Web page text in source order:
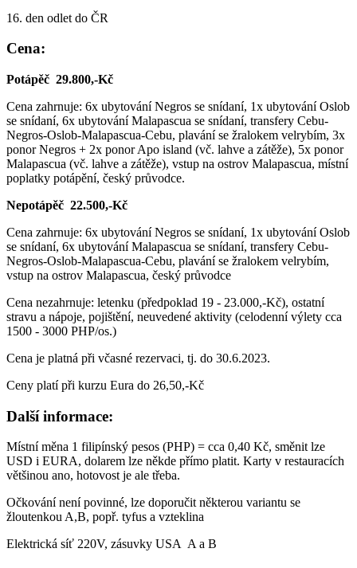
16. den odlet do ČR
Cena:
Potápěč 29.800,-Kč
Cena zahrnuje: 6x ubytování Negros se snídaní, 1x ubytování Oslob
se snídaní, 6x ubytování Malapascua se snídaní, transfery Cebu-
Negros-Oslob-Malapascua-Cebu, plavání se žralokem velrybím, 3x
ponor Negros + 2x ponor Apo island (vč. lahve a zátěže), 5x ponor
Malapascua (vč. lahve a zátěže), vstup na ostrov Malapascua, místní
poplatky potápění, český průvodce.
Nepotápěč 22.500,-Kč
Cena zahrnuje: 6x ubytování Negros se snídaní, 1x ubytování Oslob
se snídaní, 6x ubytování Malapascua se snídaní, transfery Cebu-
Negros-Oslob-Malapascua-Cebu, plavání se žralokem velrybím,
vstup na ostrov Malapascua, český průvodce
Cena nezahrnuje: letenku (předpoklad 19 - 23.000,-Kč), ostatní
stravu a nápoje, pojištění, neuvedené aktivity (celodenní výlety cca
1500 - 3000 PHP/os.)
Cena je platná při včasné rezervaci, tj. do 30.6.2023.
Ceny platí při kurzu Eura do 26,50,-Kč
Další informace:
Místní měna 1 filipínský pesos (PHP) = cca 0,40 Kč, směnit lze
USD i EURA, dolarem lze někde přímo platit. Karty v restauracích
většinou ano, hotovost je ale třeba.
Očkování není povinné, lze doporučit některou variantu se
žloutenkou A,B, popř. tyfus a vzteklina
Elektrická síť 220V, zásuvky USA A a B